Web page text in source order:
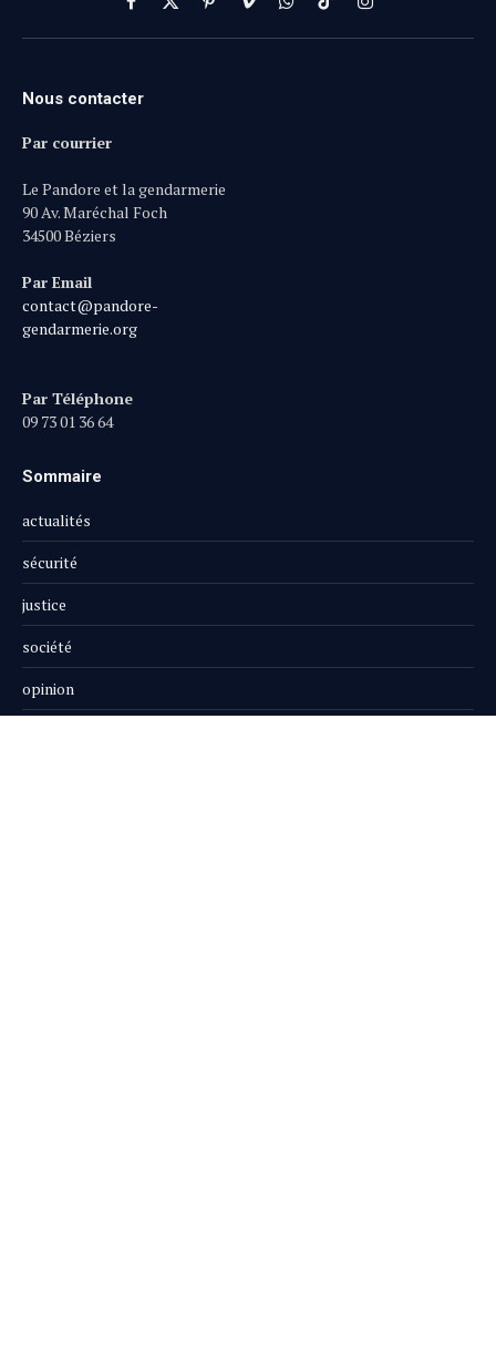
Facebook
X
(Twitter)
PinterestVimeoWhatsApp
TikTokInstagram
Nous contacter
Par courrier
Le Pandore et la gendarmerie
90 Av. Maréchal Foch
34500 Béziers
Par Email
contact@pandore-
gendarmerie.org
Par Téléphone
09 73 01 36 64
Sommaire
actualités
sécurité
justice
société
opinion